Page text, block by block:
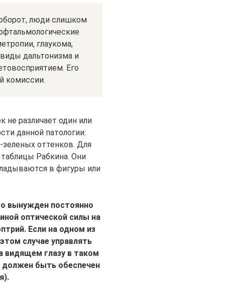
люди слишком
глаукома,
дальтонизма и
Его
комиссии.
не различает один или
данной патологии:
оттенков. Для
Рабкина. Они
в фигуры или
вынужден постоянно
оптической силы на
Если на одном из
случае управлять
видящем глазу в таком
должен быть обеспечен